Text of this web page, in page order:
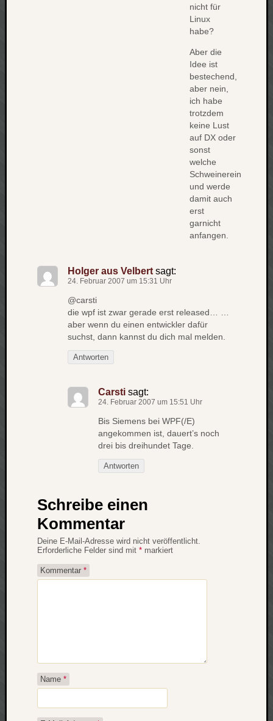
nicht für
Linux
habe?
Aber die
Idee ist
bestechend,
aber nein,
ich habe
trotzdem
keine Lust
auf DX oder
sonst
welche
Schweinerein
und werde
damit auch
erst
garnicht
anfangen.
Holger aus Velbert sagt:
24. Februar 2007 um 15:31 Uhr
@carsti
die wpf ist zwar gerade erst released… …
aber wenn du einen entwickler dafür
suchst, dann kannst du dich mal melden.
Antworten
Carsti sagt:
24. Februar 2007 um 15:51 Uhr
Bis Siemens bei WPF(/E)
angekommen ist, dauert’s noch
drei bis dreihundet Tage.
Antworten
Schreibe einen
Kommentar
Deine E-Mail-Adresse wird nicht veröffentlicht.
Erforderliche Felder sind mit * markiert
Kommentar *
Name *